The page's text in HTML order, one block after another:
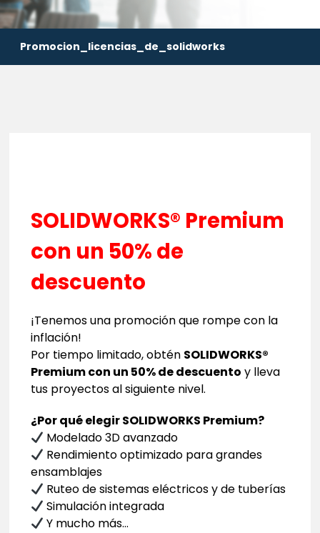
Promocion_licencias_de_solidworks
SOLIDWORKS® Premium
con un 50% de
descuento
¡Tenemos una promoción que rompe con la
inflación!
Por tiempo limitado, obtén SOLIDWORKS®
Premium con un 50% de descuento y lleva
tus proyectos al siguiente nivel.
¿Por qué elegir SOLIDWORKS Premium?
Modelado 3D avanzado
Rendimiento optimizado para grandes
ensamblajes
Ruteo de sistemas eléctricos y de tuberías
Simulación integrada
Y mucho más…